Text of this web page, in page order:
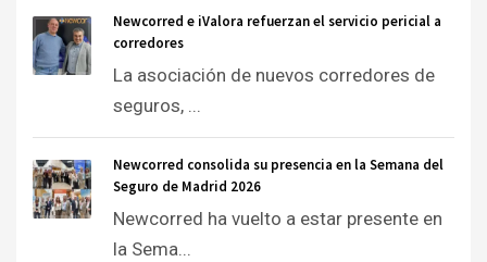
Newcorred e iValora refuerzan el servicio pericial a
corredores
La asociación de nuevos corredores de
seguros, ...
Newcorred consolida su presencia en la Semana del
Seguro de Madrid 2026
Newcorred ha vuelto a estar presente en
la Sema...